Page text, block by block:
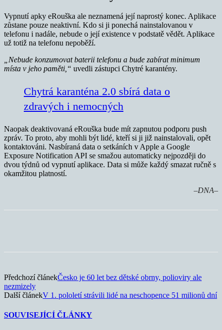
Vypnutí apky eRouška ale neznamená její naprostý konec. Aplikace
zůstane pouze neaktivní. Kdo si ji ponechá nainstalovanou v
telefonu i nadále, nebude o její existence v podstatě vědět. Aplikace
už totiž na telefonu nepoběží.
„Nebude konzumovat baterii telefonu a bude zabírat minimum
místa v jeho paměti,“ uvedli zástupci Chytré karantény.
Chytrá karanténa 2.0 sbírá data o
zdravých i nemocných
Naopak deaktivovaná eRouška bude mít zapnutou podporu push
zpráv. To proto, aby mohli být lidé, kteří si ji již nainstalovali, opět
kontaktováni. Nasbíraná data o setkáních v Apple a Google
Exposure Notification API se smažou automaticky nejpozději do
dvou týdnů od vypnutí aplikace. Data si může každý smazat ručně s
okamžitou platností.
–DNA–
Předchozí článekČesko je 60 let bez dětské obrny, polioviry ale
nezmizely
Další článekV 1. pololetí strávili lidé na neschopence 51 milionů dní
SOUVISEJÍCÍ ČLÁNKY